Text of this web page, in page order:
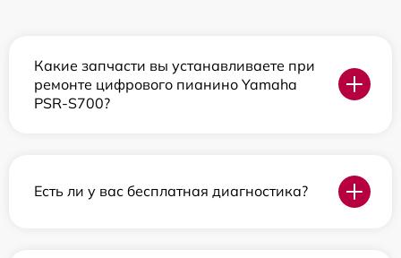
Какие запчасти вы устанавливаете при
ремонте цифрового пианино Yamaha
PSR-S700?
Есть ли у вас бесплатная диагностика?